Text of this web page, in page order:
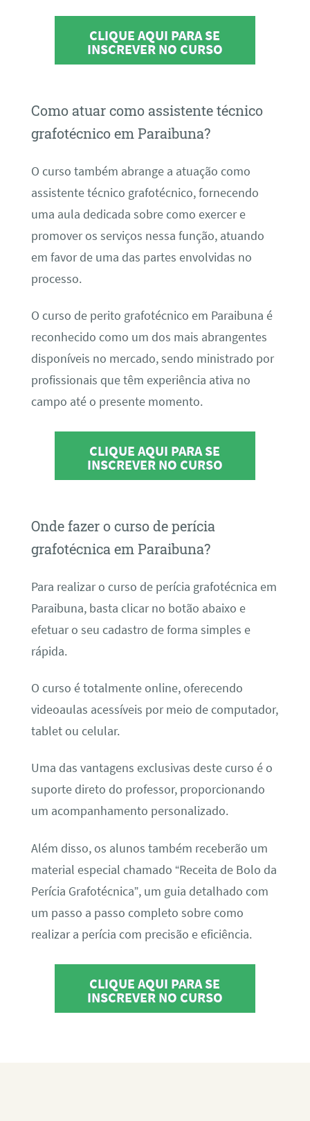
CLIQUE AQUI PARA SE
INSCREVER NO CURSO
Como atuar como assistente técnico
grafotécnico em Paraibuna?
O curso também abrange a atuação como
assistente técnico grafotécnico, fornecendo
uma aula dedicada sobre como exercer e
promover os serviços nessa função, atuando
em favor de uma das partes envolvidas no
processo.
O curso de perito grafotécnico em Paraibuna é
reconhecido como um dos mais abrangentes
disponíveis no mercado, sendo ministrado por
profissionais que têm experiência ativa no
campo até o presente momento.
CLIQUE AQUI PARA SE
INSCREVER NO CURSO
Onde fazer o curso de perícia
grafotécnica em Paraibuna?
Para realizar o curso de perícia grafotécnica em
Paraibuna, basta clicar no botão abaixo e
efetuar o seu cadastro de forma simples e
rápida.
O curso é totalmente online, oferecendo
videoaulas acessíveis por meio de computador,
tablet ou celular.
Uma das vantagens exclusivas deste curso é o
suporte direto do professor, proporcionando
um acompanhamento personalizado.
Além disso, os alunos também receberão um
material especial chamado “Receita de Bolo da
Perícia Grafotécnica”, um guia detalhado com
um passo a passo completo sobre como
realizar a perícia com precisão e eficiência.
CLIQUE AQUI PARA SE
INSCREVER NO CURSO